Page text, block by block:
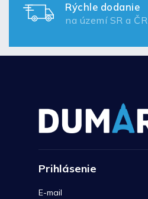
Rýchle dodanie
na území SR a ČR
Prihlásenie
E-mail